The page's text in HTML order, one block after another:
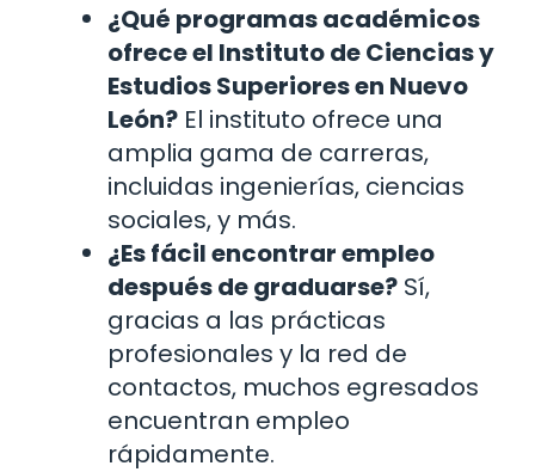
¿Qué programas académicos
ofrece el Instituto de Ciencias y
Estudios Superiores en Nuevo
León? El instituto ofrece una
amplia gama de carreras,
incluidas ingenierías, ciencias
sociales, y más.
¿Es fácil encontrar empleo
después de graduarse? Sí,
gracias a las prácticas
profesionales y la red de
contactos, muchos egresados
encuentran empleo
rápidamente.